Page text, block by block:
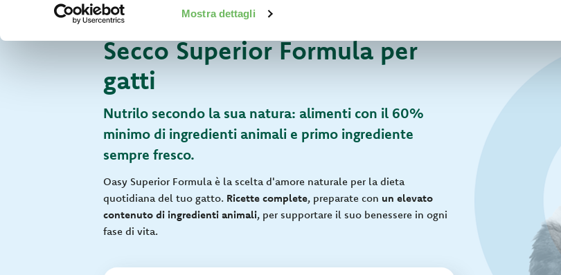
Mostra dettagli
Per il tuo gatto
Secco Superior Formula per
gatti
Nutrilo secondo la sua natura: alimenti con il 60%
minimo di ingredienti animali e primo ingrediente
sempre fresco.
Oasy Superior Formula è la scelta d'amore naturale per la dieta
quotidiana del tuo gatto. Ricette complete, preparate con un elevato
contenuto di ingredienti animali, per supportare il suo benessere in ogni
fase di vita.